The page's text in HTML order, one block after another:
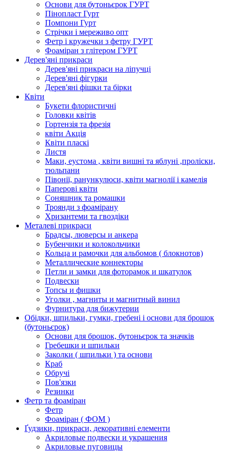
Основи для бутоньєрок ГУРТ
Пінопласт Гурт
Помпони Гурт
Стрічки і мереживо опт
Фетр і кружечки з фетру ГУРТ
Фоаміран з глітером ГУРТ
Дерев'яні прикраси
Дерев'яні прикраси на ліпучці
Дерев'яні фігурки
Дерев'яні фішки та бірки
Квіти
Букети флористичні
Головки квітів
Гортензія та фрезія
квіти Акція
Квіти пласкі
Листя
Маки, еустома , квіти вишні та яблуні ,проліски,
тюльпани
Півонії, ранункулюси, квіти магнолії і камелія
Паперові квіти
Соняшник та ромашки
Троянди з фоамірану
Хризантеми та гвоздіки
Металеві прикраси
Брадсы, люверсы и анкера
Бубенчики и колокольчики
Кольца и рамочки для альбомов ( блокнотов)
Металлические коннекторы
Петли и замки для фоторамок и шкатулок
Подвески
Топсы и фишки
Уголки , магниты и магнитный винил
Фурнитура для бижутерии
Обідки, шпильки, гумки, гребені і основи для брошок
(бутоньєрок)
Основи для брошок, бутоньєрок та значків
Гребешки и шпильки
Заколки ( шпильки ) та основи
Краб
Обручі
Пов'язки
Резинки
Фетр та фоаміран
Фетр
Фоаміран ( ФОМ )
Ґудзики, прикраси, декоративні елементи
Акриловые подвески и украшения
Акриловые пуговицы